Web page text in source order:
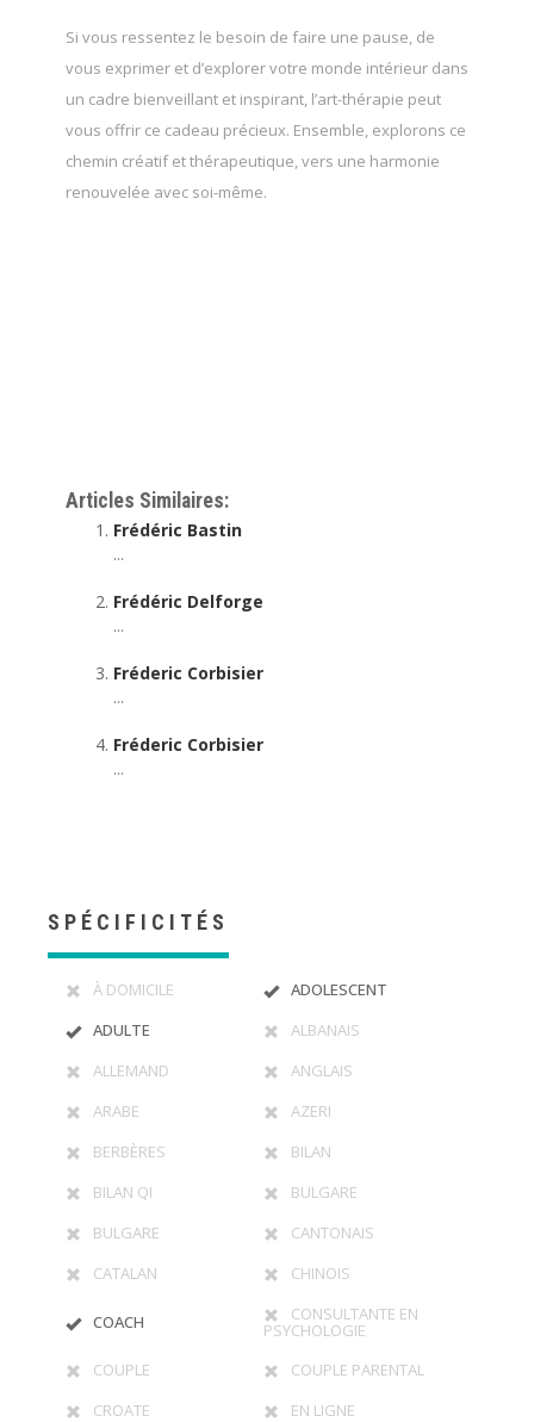
Si vous ressentez le besoin de faire une pause, de
vous exprimer et d’explorer votre monde intérieur dans
un cadre bienveillant et inspirant, l’art-thérapie peut
vous offrir ce cadeau précieux. Ensemble, explorons ce
chemin créatif et thérapeutique, vers une harmonie
renouvelée avec soi-même.
Articles Similaires:
Frédéric Bastin
...
Frédéric Delforge
...
Fréderic Corbisier
...
Fréderic Corbisier
...
SPÉCIFICITÉS
À DOMICILE
ADOLESCENT
ADULTE
ALBANAIS
ALLEMAND
ANGLAIS
ARABE
AZERI
BERBÈRES
BILAN
BILAN QI
BULGARE
BULGARE
CANTONAIS
CATALAN
CHINOIS
COACH CONSULTANTE EN
PSYCHOLOGIE
COUPLE
COUPLE PARENTAL
CROATE
EN LIGNE